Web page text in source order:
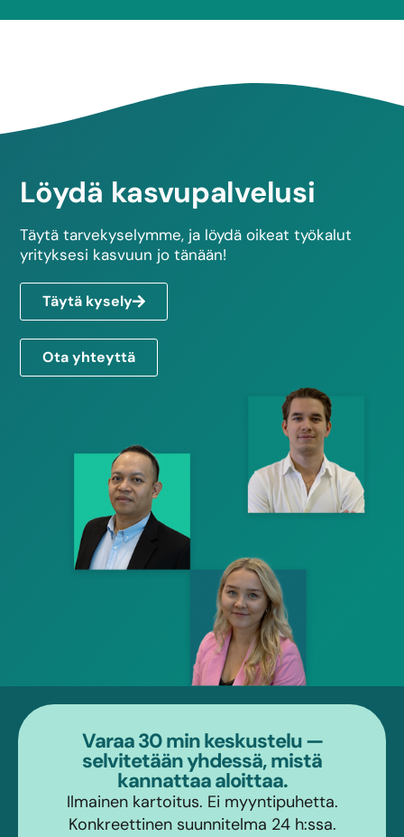
Löydä kasvupalvelusi
Täytä tarvekyselymme, ja löydä oikeat työkalut
yrityksesi kasvuun jo tänään!
Täytä kysely
Ota yhteyttä
Varaa 30 min keskustelu —
selvitetään yhdessä, mistä
kannattaa aloittaa.
Ilmainen kartoitus. Ei myyntipuhetta.
Konkreettinen suunnitelma 24 h:ssa.